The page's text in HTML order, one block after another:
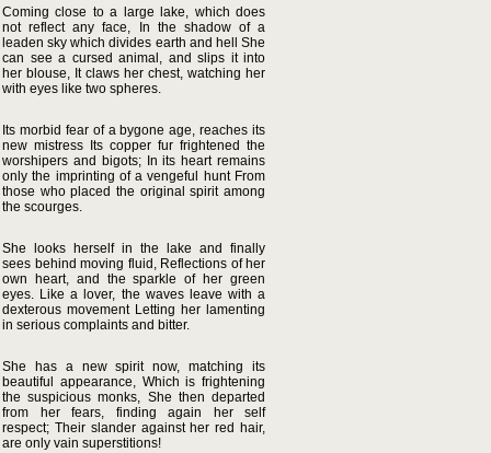
Coming close to a large lake, which does
not reflect any face, In the shadow of a
leaden sky which divides earth and hell She
can see a cursed animal, and slips it into
her blouse, It claws her chest, watching her
with eyes like two spheres.
Its morbid fear of a bygone age, reaches its
new mistress Its copper fur frightened the
worshipers and bigots; In its heart remains
only the imprinting of a vengeful hunt From
those who placed the original spirit among
the scourges.
She looks herself in the lake and finally
sees behind moving fluid, Reflections of her
own heart, and the sparkle of her green
eyes. Like a lover, the waves leave with a
dexterous movement Letting her lamenting
in serious complaints and bitter.
She has a new spirit now, matching its
beautiful appearance, Which is frightening
the suspicious monks, She then departed
from her fears, finding again her self
respect; Their slander against her red hair,
are only vain superstitions!